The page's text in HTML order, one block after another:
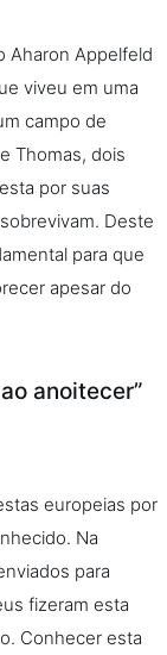
Aharon Appelfeld
viveu em uma
campo de
Thomas, dois
por suas
Deste
para que
apesar do
anoitecer”
europeias por
Na
para
fizeram esta
Conhecer esta